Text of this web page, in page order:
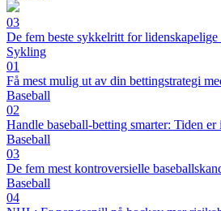
03
De fem beste sykkelritt for lidenskapelige
Sykling
01
Få mest mulig ut av din bettingstrategi
Baseball
02
Handle baseball-betting smarter: Tiden er
Baseball
03
De fem mest kontroversielle
Baseball
04